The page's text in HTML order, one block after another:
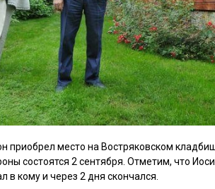
приобрел место на Востряковском
состоятся 2 сентября. Отметим, что
в кому и через 2 дня скончался.